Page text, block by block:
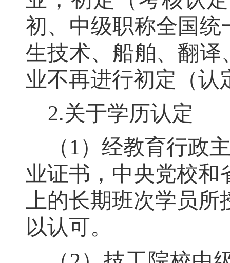
初、中级职称全国
生技术、船舶、翻
业不再进行初定 （
2.关于学历认定
（1）经教育行政
业证书 ， 中央党校和
上的长期班次学员
以认可。